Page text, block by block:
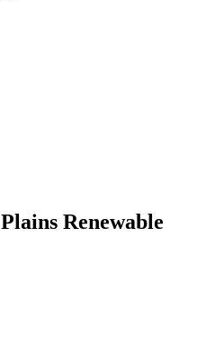
Renewable